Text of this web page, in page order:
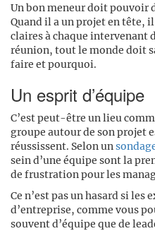
Un bon meneur doit pouvoir
Quand il a un projet en tête,
claires à chaque intervenant
réunion, tout le monde doit
faire et pourquoi.
Un esprit d’équipe
C’est peut-être un lieu
groupe autour de son projet
réussissent. Selon un
sein d’une équipe sont la
de frustration pour les
Ce n’est pas un hasard si
d’entreprise, comme vous
souvent d’équipe que de